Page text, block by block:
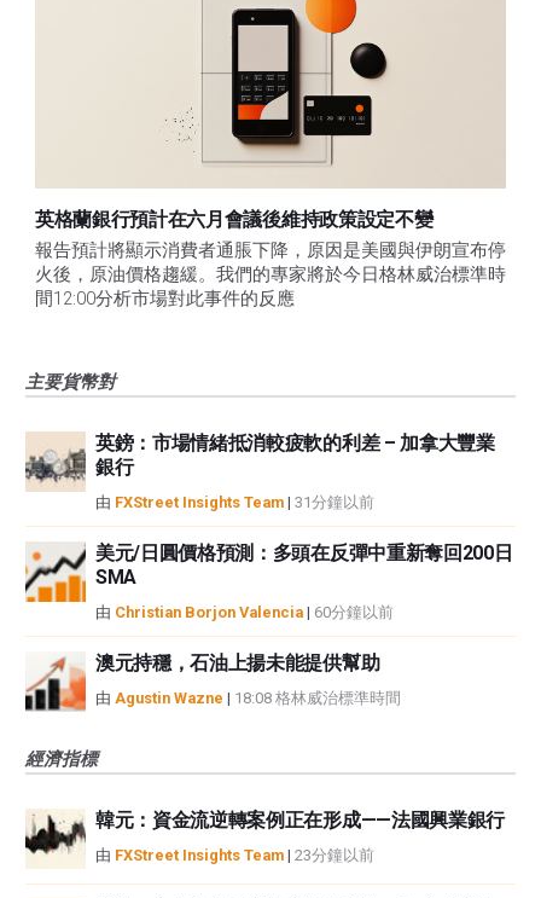
英格蘭銀行預計在六月會議後維持政策設定不變
報告預計將顯示消費者通脹下降，原因是美國與伊朗宣布停
火後，原油價格趨緩。我們的專家將於今日格林威治標準時
間12:00分析市場對此事件的反應
主要貨幣對
英鎊：市場情緒抵消較疲軟的利差 – 加拿大豐業
銀行
由 FXStreet Insights Team | 31分鐘以前
美元/日圓價格預測：多頭在反彈中重新奪回200日
SMA
由 Christian Borjon Valencia | 60分鐘以前
澳元持穩，石油上揚未能提供幫助
由 Agustin Wazne | 18:08 格林威治標準時間
經濟指標
韓元：資金流逆轉案例正在形成——法國興業銀行
由 FXStreet Insights Team | 23分鐘以前